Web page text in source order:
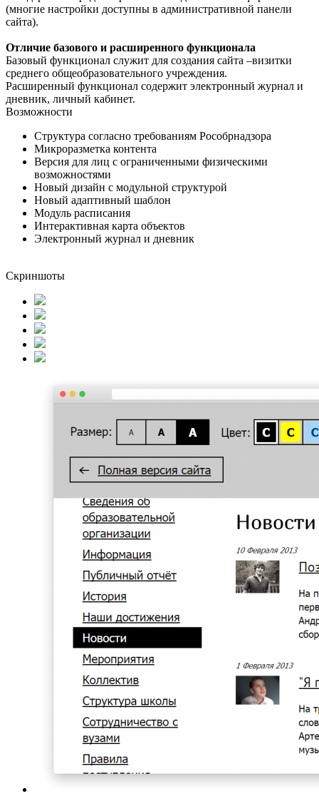
(многие настройки доступны в административной панели
сайта).
Отличие базового и расширенного функционала
Базовый функционал служит для создания сайта –визитки
среднего общеобразовательного учреждения.
Расширенный функционал содержит электронный журнал и
дневник, личный кабинет.
Возможности
Структура согласно требованиям Рособрнадзора
Микроразметка контента
Версия для лиц с ограниченными физическими
возможностями
Новый дизайн с модульной структурой
Новый адаптивный шаблон
Модуль расписания
Интерактивная карта объектов
Электронный журнал и дневник
Скриншоты